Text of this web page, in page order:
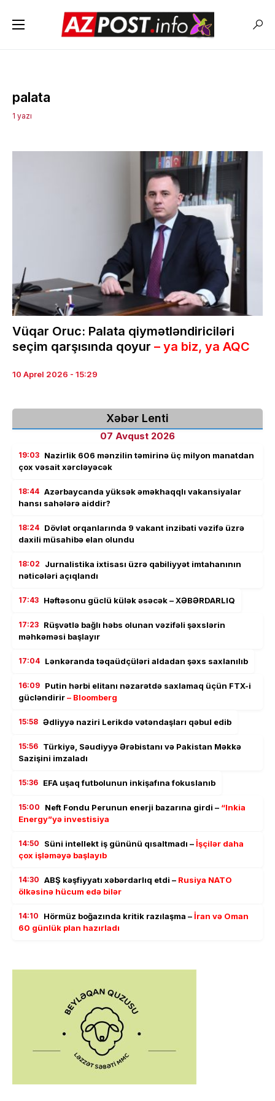
palata
1 yazı
Vüqar Oruc: Palata qiymətləndiriciləri
seçim qarşısında qoyur – ya biz, ya AQC
10 Aprel 2026 - 15:29
Xəbər Lenti
07 Avqust 2026
19:03 Nazirlik 606 mənzilin təmirinə üç milyon manatdan
çox vəsait xərcləyəcək
18:44 Azərbaycanda yüksək əməkhaqqlı vakansiyalar
hansı sahələrə aiddir?
18:24 Dövlət orqanlarında 9 vakant inzibati vəzifə üzrə
daxili müsahibə elan olundu
18:02
Jurnalistika ixtisası üzrə qabiliyyət imtahanının
nəticələri açıqlandı
17:43 Həftəsonu güclü külək əsəcək – XƏBƏRDARLIQ
17:23 Rüşvətlə bağlı həbs olunan vəzifəli şəxslərin
məhkəməsi başlayır
17:04 Lənkəranda təqaüdçüləri aldadan şəxs saxlanılıb
16:09 Putin hərbi elitanı nəzarətdə saxlamaq üçün FTX-i
gücləndirir– Bloomberg
15:58 Ədliyyə naziri Lerikdə vətəndaşları qəbul edib
15:56 Türkiyə, Səudiyyə Ərəbistanı və Pakistan Məkkə
Sazişini imzaladı
15:36 EFA uşaq futbolunun inkişafına fokuslanıb
15:00 Neft Fondu Perunun enerji bazarına girdi – “Inkia
Energy”yə investisiya
14:50 Süni intellekt iş gününü qısaltmadı –İşçilər daha
çox işləməyə başlayıb
14:30 ABŞ kəşfiyyatı xəbərdarlıq etdi – Rusiya NATO
ölkəsinə hücum edə bilər
14:10 Hörmüz boğazında kritik razılaşma –İran və Oman
60 günlük plan hazırladı